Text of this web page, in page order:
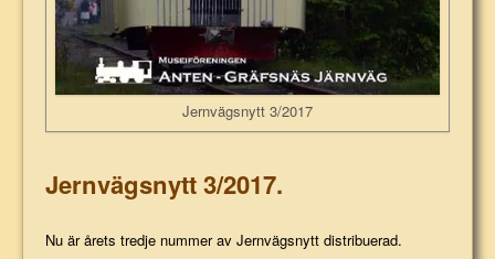
Jernvägsnytt 3/2017
Jernvägsnytt 3/2017.
Nu är årets tredje nummer av Jernvägsnytt distribuerad.